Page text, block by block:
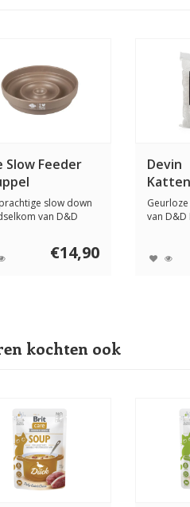
Slow Feeder
slow down
van D&D
€14,90
Devin
12 KG
van D&D
kochten ook